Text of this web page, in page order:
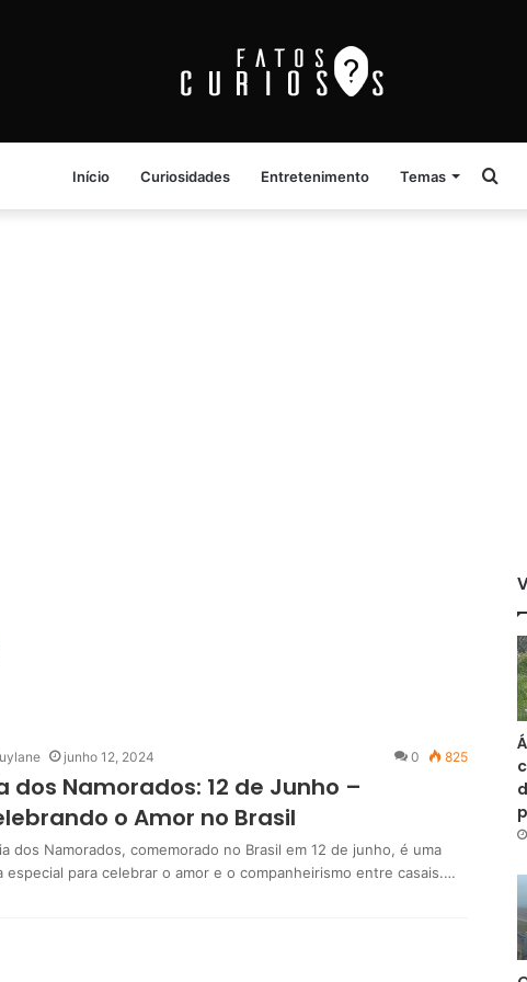
Início Curiosidades Entretenimento Temas
junho 12, 2024 0 825
dos Namorados: 12 de Junho –
o Amor no Brasil
dos Namorados, comemorado no Brasil em 12 de junho, é uma
especial para celebrar o amor e o companheirismo entre casais.…